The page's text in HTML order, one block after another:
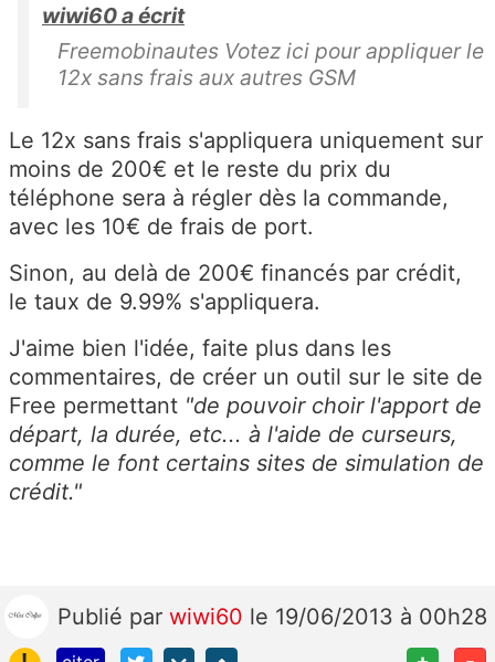
wiwi60 a écrit
Freemobinautes Votez ici pour appliquer le
12x sans frais aux autres GSM
Le 12x sans frais s'appliquera uniquement sur
moins de 200€ et le reste du prix du
téléphone sera à régler dès la commande,
avec les 10€ de frais de port.
Sinon, au delà de 200€ financés par crédit,
le taux de 9.99% s'appliquera.
J'aime bien l'idée, faite plus dans les
commentaires, de créer un outil sur le site de
Free permettant "de pouvoir choir l'apport de
départ, la durée, etc... à l'aide de curseurs,
comme le font certains sites de simulation de
crédit."
Publié par wiwi60 le 19/06/2013 à 00h28